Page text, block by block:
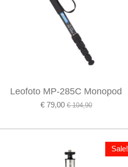
Leofoto MP-285C Monopod
€ 79,00 € 104,90
Sale!